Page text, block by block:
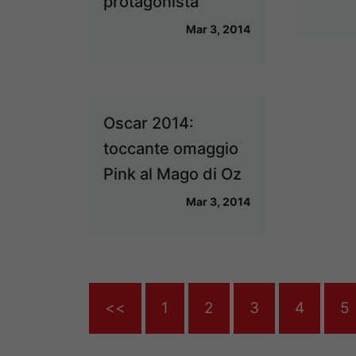
Mar 3, 2014
Oscar 2014:
toccante omaggio
Pink al Mago di Oz
Mar 3, 2014
<< 1 2 3 4 5